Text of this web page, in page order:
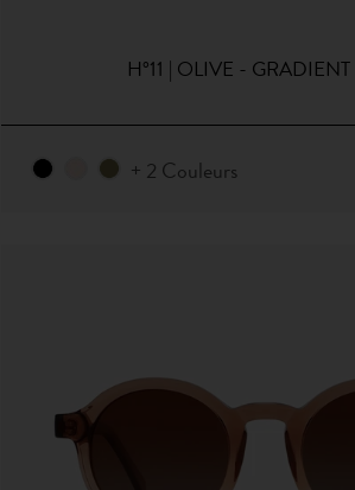
H°11 | OLIVE - GRADIENT
+ 2 Couleurs